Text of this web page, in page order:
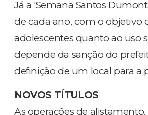
Já a 'Semana Santos
de cada ano, com o objetivo
adolescentes quanto ao uso
depende da sanção do
definição de um local para a
NOVOS TÍTULOS
As operações de